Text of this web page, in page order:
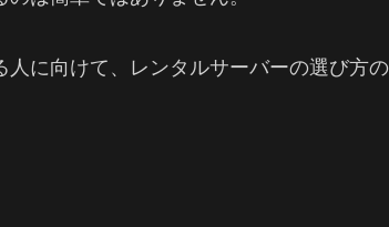
に向けて、レンタルサーバーの選び方